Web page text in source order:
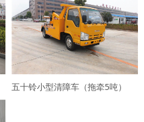
五十铃小型清障车（拖牵5吨）